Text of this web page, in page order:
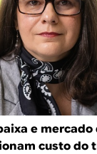
e
custo do